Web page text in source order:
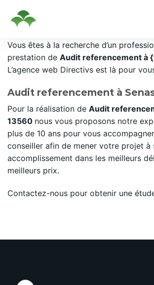
Passer
au
contenu
Vous êtes à la recherche d’un
prestation de Audit referencement à
L’agence web Directivs est là pour
Audit referencement à
Pour la réalisation de Audit
13560 nous vous proposons notre
plus de 10 ans pour vous
conseiller afin de mener votre projet à
accomplissement dans les meilleurs
meilleurs prix.
Contactez-nous pour obtenir une